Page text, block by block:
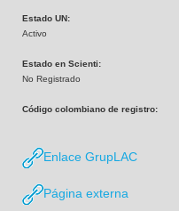
Estado UN:
Activo
Estado en Scienti:
No Registrado
Código colombiano de registro:
Enlace GrupLAC
Página externa